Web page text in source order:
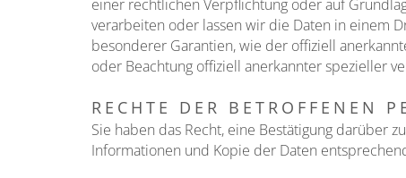
einer rechtlichen Verpflichtung oder auf
verarbeiten oder lassen wir die Daten in einem
besonderer Garantien, wie der offiziell
oder Beachtung offiziell anerkannter spezieller
RECHTE DER BETROFFENEN
Sie haben das Recht, eine Bestätigung darüber
Informationen und Kopie der Daten